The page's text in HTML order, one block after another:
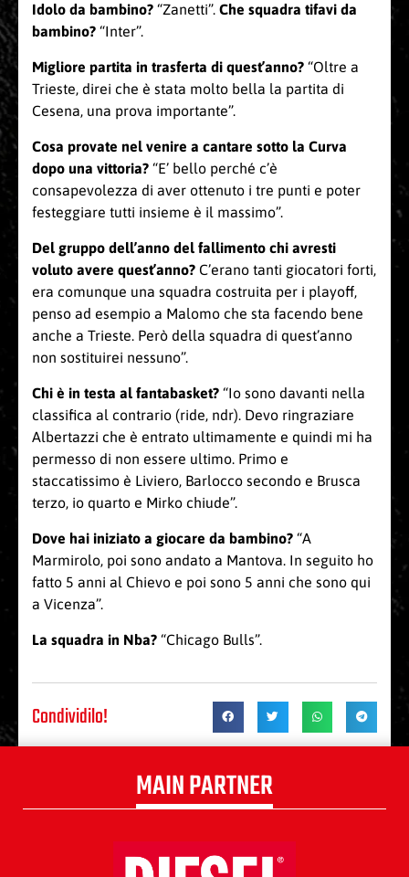
Idolo da bambino? “Zanetti”. Che squadra tifavi da
bambino? “Inter”.
Migliore partita in trasferta di quest’anno? “Oltre a
Trieste, direi che è stata molto bella la partita di
Cesena, una prova importante”.
Cosa provate nel venire a cantare sotto la Curva
dopo una vittoria? “E’ bello perché c’è
consapevolezza di aver ottenuto i tre punti e poter
festeggiare tutti insieme è il massimo”.
Del gruppo dell’anno del fallimento chi avresti
voluto avere quest’anno? C’erano tanti giocatori forti,
era comunque una squadra costruita per i playoff,
penso ad esempio a Malomo che sta facendo bene
anche a Trieste. Però della squadra di quest’anno
non sostituirei nessuno”.
Chi è in testa al fantabasket? “Io sono davanti nella
classifica al contrario (ride, ndr). Devo ringraziare
Albertazzi che è entrato ultimamente e quindi mi ha
permesso di non essere ultimo. Primo e
staccatissimo è Liviero, Barlocco secondo e Brusca
terzo, io quarto e Mirko chiude”.
Dove hai iniziato a giocare da bambino? “A
Marmirolo, poi sono andato a Mantova. In seguito ho
fatto 5 anni al Chievo e poi sono 5 anni che sono qui
a Vicenza”.
La squadra in Nba? “Chicago Bulls”.
Condividilo!
MAIN PARTNER